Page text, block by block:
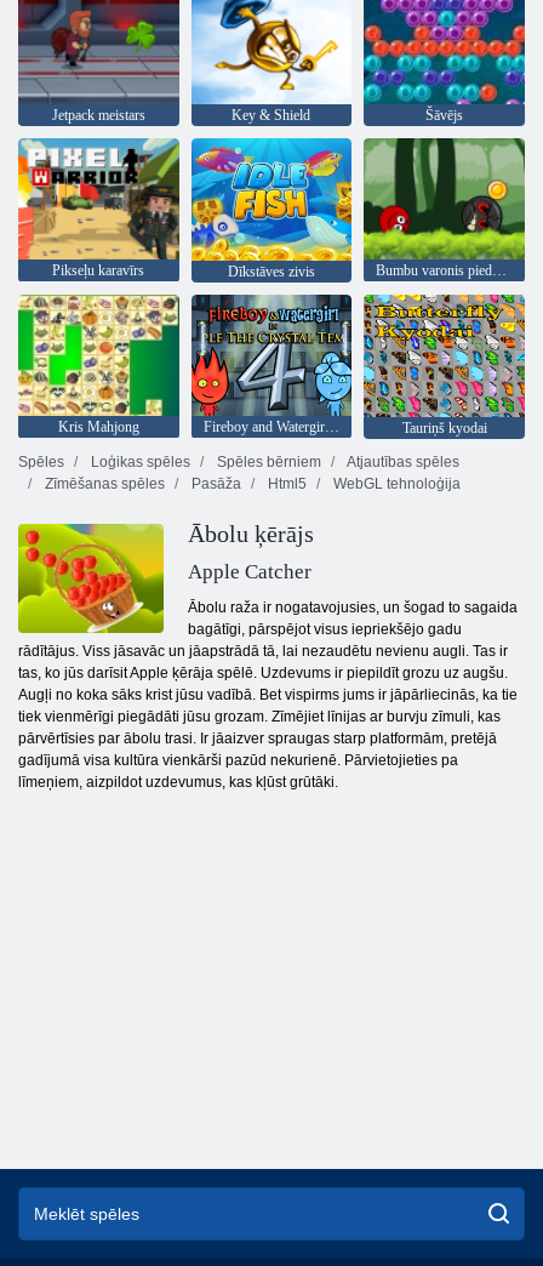
Jetpack meistars Key & Shield Šāvējs
Pikseļu karavīrs Dīkstāves zivis Bumbu varonis piedzīvojums: sarkans lielība bumbu
Kris Mahjong Fireboy and Watergirl 4: Kristāla templis
Tauriņš kyodai
Spēles
Loģikas spēles Spēles bērniem
Atjautības spēles
Zīmēšanas spēles
Pasāža Html5 WebGL tehnoloģija
Ābolu ķērājs
Apple Catcher
Ābolu raža ir nogatavojusies, un šogad to sagaida
bagātīgi, pārspējot visus iepriekšējo gadu
rādītājus. Viss jāsavāc un jāapstrādā tā, lai nezaudētu nevienu augli. Tas ir
tas, ko jūs darīsit Apple ķērāja spēlē. Uzdevums ir piepildīt grozu uz augšu.
Augļi no koka sāks krist jūsu vadībā. Bet vispirms jums ir jāpārliecinās, ka tie
tiek vienmērīgi piegādāti jūsu grozam. Zīmējiet līnijas ar burvju zīmuli, kas
pārvērtīsies par ābolu trasi. Ir jāaizver spraugas starp platformām, pretējā
gadījumā visa kultūra vienkārši pazūd nekurienē. Pārvietojieties pa
līmeņiem, aizpildot uzdevumus, kas kļūst grūtāki.